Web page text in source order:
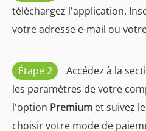
téléchargez l'application.
votre adresse e-mail ou
Étape 2 Accédez à la
les paramètres de votre
l'option Premium et suivez
choisir votre mode de